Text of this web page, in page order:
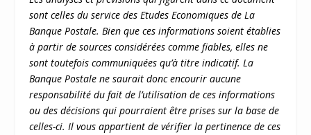
sont celles du service des Etudes Economiques de La
Banque Postale. Bien que ces informations soient établies
à partir de sources considérées comme fiables, elles ne
sont toutefois communiquées qu’à titre indicatif. La
Banque Postale ne saurait donc encourir aucune
responsabilité du fait de l’utilisation de ces informations
ou des décisions qui pourraient être prises sur la base de
celles-ci. Il vous appartient de vérifier la pertinence de ces